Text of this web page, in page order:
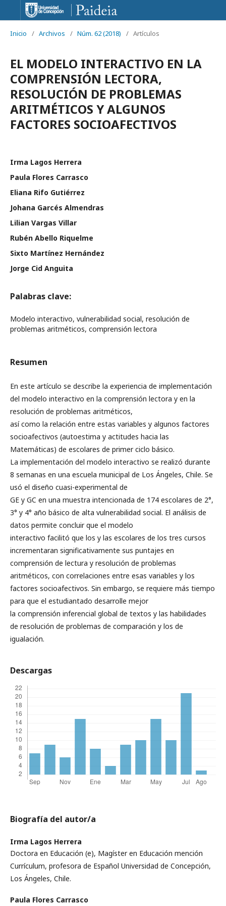
Inicio / Archivos / Núm. 62 (2018) / Artículos
EL MODELO INTERACTIVO EN LA
COMPRENSIÓN LECTORA,
RESOLUCIÓN DE PROBLEMAS
ARITMÉTICOS Y ALGUNOS
FACTORES SOCIOAFECTIVOS
Irma Lagos Herrera
Paula Flores Carrasco
Eliana Rifo Gutiérrez
Johana Garcés Almendras
Lilian Vargas Villar
Rubén Abello Riquelme
Sixto Martínez Hernández
Jorge Cid Anguita
Palabras clave:
Modelo interactivo, vulnerabilidad social, resolución de
problemas aritméticos, comprensión lectora
Resumen
En este artículo se describe la experiencia de implementación
del modelo interactivo en la comprensión lectora y en la
resolución de problemas aritméticos,
así como la relación entre estas variables y algunos factores
socioafectivos (autoestima y actitudes hacia las
Matemáticas) de escolares de primer ciclo básico.
La implementación del modelo interactivo se realizó durante
8 semanas en una escuela municipal de Los Ángeles, Chile. Se
usó el diseño cuasi-experimental de
GE y GC en una muestra intencionada de 174 escolares de 2°,
3° y 4° año básico de alta vulnerabilidad social. El análisis de
datos permite concluir que el modelo
interactivo facilitó que los y las escolares de los tres cursos
incrementaran significativamente sus puntajes en
comprensión de lectura y resolución de problemas
aritméticos, con correlaciones entre esas variables y los
factores socioafectivos. Sin embargo, se requiere más tiempo
para que el estudiantado desarrolle mejor
la comprensión inferencial global de textos y las habilidades
de resolución de problemas de comparación y los de
igualación.
Descargas
Biografía del autor/a
Irma Lagos Herrera
Doctora en Educación (e), Magíster en Educación mención
Currículum, profesora de Español Universidad de Concepción,
Los Ángeles, Chile.
Paula Flores Carrasco